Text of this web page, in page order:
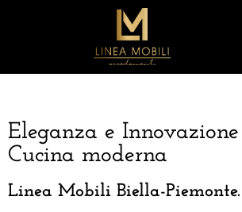
Eleganza e
Cucina moderna
Linea Mobili Biella-Piemonte.